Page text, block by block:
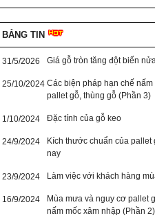
BẢNG TIN
31/5/2026 Giá gỗ tròn tăng đột biến
25/10/2024 Các biện pháp hạn chế
pallet gỗ, thùng gỗ (Phần 3)
1/10/2024 Đặc tính của gỗ keo
24/9/2024
Kích thước chuẩn của pallet
nay
23/9/2024 Làm việc với khách hàng
16/9/2024
Mùa mưa và nguy cơ pallet
nấm mốc xâm nhập (Phần 2)